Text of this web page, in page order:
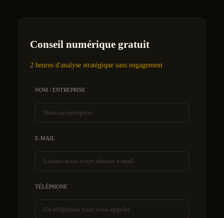
Conseil numérique gratuit
2 heures d'analyse stratégique sans engagement
NOM / ENTREPRISE
E-MAIL
TÉLÉPHONE